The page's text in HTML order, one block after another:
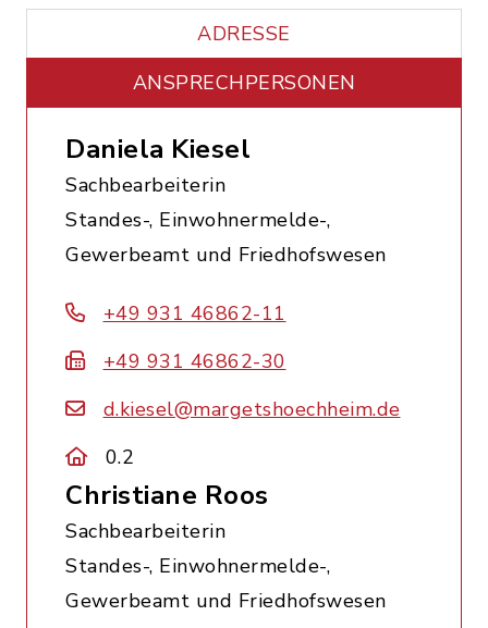
ADRESSE
ANSPRECHPERSONEN
Daniela Kiesel
Sachbearbeiterin
Standes-, Einwohnermelde-,
Gewerbeamt und Friedhofswesen
+49 931 46862-11
+49 931 46862-30
d.kiesel@margetshoechheim.de
0.2
Christiane Roos
Sachbearbeiterin
Standes-, Einwohnermelde-,
Gewerbeamt und Friedhofswesen